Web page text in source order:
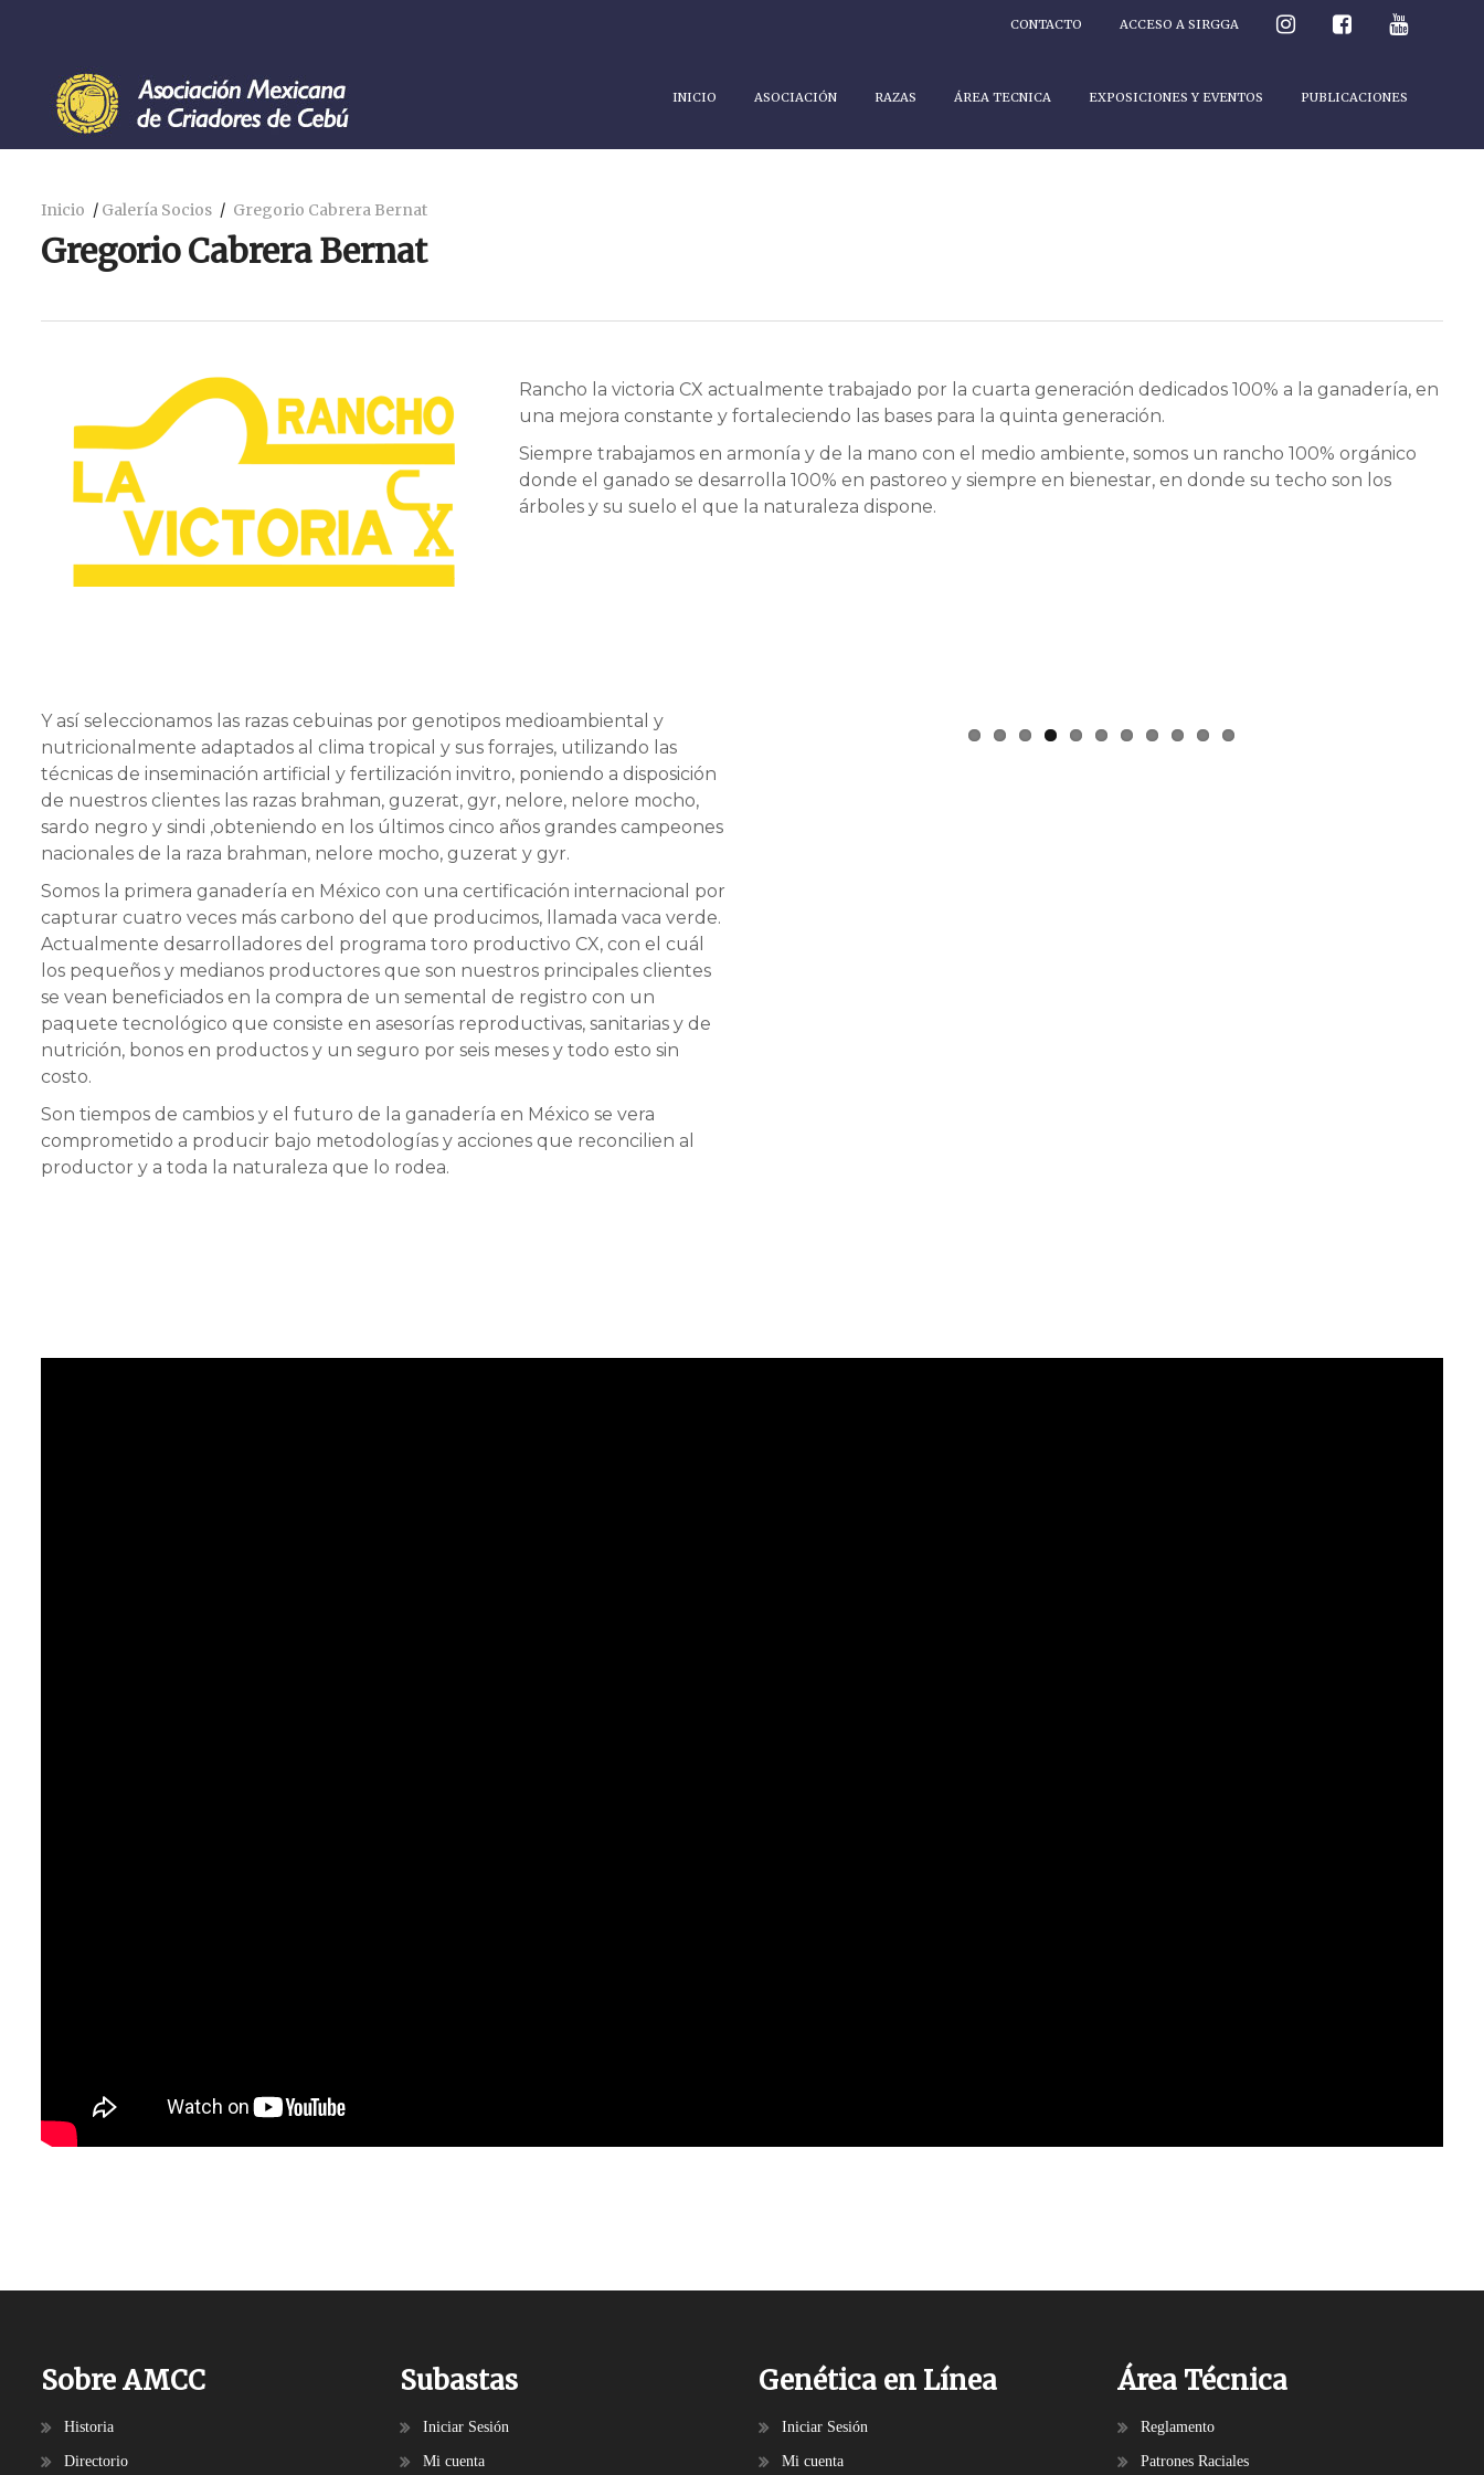
CONTACTO ACCESO A SIRGGA
INICIO ASOCIACIÓN RAZAS ÁREA TECNICA EXPOSICIONES Y EVENTOS PUBLICACIONES
Inicio Galería Socios Gregorio Cabrera Bernat
Gregorio Cabrera Bernat
Rancho la victoria CX actualmente trabajado por la cuarta generación dedicados 100% a la ganadería, en
una mejora constante y fortaleciendo las bases para la quinta generación.
Siempre trabajamos en armonía y de la mano con el medio ambiente, somos un rancho 100% orgánico
donde el ganado se desarrolla 100% en pastoreo y siempre en bienestar, en donde su techo son los
árboles y su suelo el que la naturaleza dispone.
Y así seleccionamos las razas cebuinas por genotipos medioambiental y
nutricionalmente adaptados al clima tropical y sus forrajes, utilizando las
técnicas de inseminación artificial y fertilización invitro, poniendo a disposición
de nuestros clientes las razas brahman, guzerat, gyr, nelore, nelore mocho,
sardo negro y sindi ,obteniendo en los últimos cinco años grandes campeones
nacionales de la raza brahman, nelore mocho, guzerat y gyr.
Somos la primera ganadería en México con una certificación internacional por
capturar cuatro veces más carbono del que producimos, llamada vaca verde.
Actualmente desarrolladores del programa toro productivo CX, con el cuál
los pequeños y medianos productores que son nuestros principales clientes
se vean beneficiados en la compra de un semental de registro con un
paquete tecnológico que consiste en asesorías reproductivas, sanitarias y de
nutrición, bonos en productos y un seguro por seis meses y todo esto sin
costo.
Son tiempos de cambios y el futuro de la ganadería en México se vera
comprometido a producir bajo metodologías y acciones que reconcilien al
productor y a toda la naturaleza que lo rodea.
Sobre AMCC
Historia
Directorio
Subastas
Iniciar Sesión
Mi cuenta
Genética en Línea
Iniciar Sesión
Mi cuenta
Área Técnica
Reglamento
Patrones Raciales